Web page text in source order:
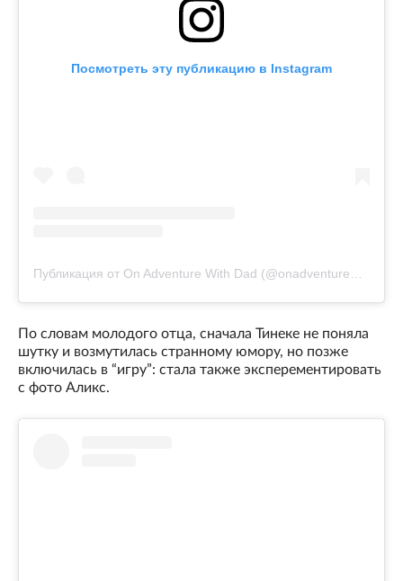
Посмотреть эту публикацию в Instagram
По словам молодого отца, сначала Тинеке не поняла
шутку и возмутилась странному юмору, но позже
включилась в “игру”: стала также эксперементировать
с фото Аликс.